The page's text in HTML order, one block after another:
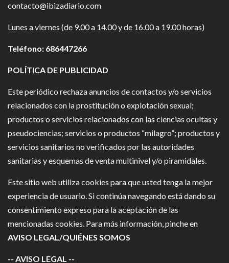
contacto@ibizadiario.com
Lunes a viernes (de 9.00 a 14.00 y de 16.00 a 19.00 horas)
Teléfono: 686447266
POLÍTICA DE PUBLICIDAD
Este periódico rechaza anuncios de contactos y/o servicios
relacionados con la prostitución o explotación sexual;
productos o servicios relacionados con las ciencias ocultas y
pseudociencias; servicios o productos “milagro”; productos y
servicios sanitarios no verificados por las autoridades
sanitarias y esquemas de venta multinivel y/o piramidales.
Este sitio web utiliza cookies para que usted tenga la mejor
experiencia de usuario. Si continúa navegando está dando su
consentimiento expreso para la aceptación de las
mencionadas cookies. Para más información, pinche en
AVISO LEGAL/QUIÉNES SOMOS
-- AVISO LEGAL --